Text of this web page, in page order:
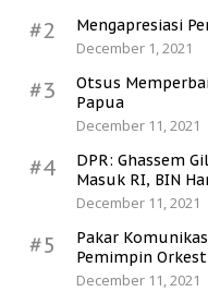
#2
Mengapresiasi
December 1, 2021
#3
Otsus
Papua
December 11, 2021
#4
DPR: Ghassem
Masuk RI, BIN
December 11, 2021
#5
Pakar
Pemimpin
December 11, 2021